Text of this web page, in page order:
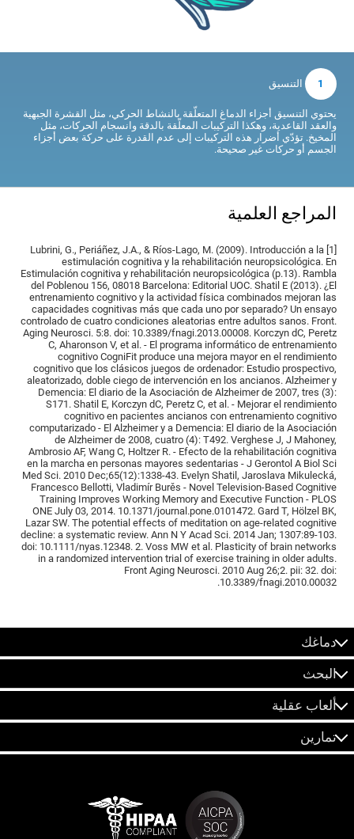
1 التنسيق
يحتوي التنسيق أجزاء الدماغ المتعلّقة بالنشاط الحركي، مثل القشرة الجبهية
والعقد القاعدية، وهكذا التركيبات المعلّقة بالدقة وانسجام الحركات، مثل
المخيخ. تؤدّي أضرار هذه التركيبات إلى عدم القدرة على حركة بعض أجزاء
الجسم أو حركات غير صحيحة.
المراجع العلمية
[1] Lubrini, G., Periáñez, J.A., & Ríos-Lago, M. (2009). Introducción a la
estimulación cognitiva y la rehabilitación neuropsicológica. En
Estimulación cognitiva y rehabilitación neuropsicológica (p.13). Rambla
del Poblenou 156, 08018 Barcelona: Editorial UOC. Shatil E (2013). ¿El
entrenamiento cognitivo y la actividad física combinados mejoran las
capacidades cognitivas más que cada uno por separado? Un ensayo
controlado de cuatro condiciones aleatorias entre adultos sanos. Front.
Aging Neurosci. 5:8. doi: 10.3389/fnagi.2013.00008. Korczyn dC, Peretz
C, Aharonson V, et al. - El programa informático de entrenamiento
cognitivo CogniFit produce una mejora mayor en el rendimiento
cognitivo que los clásicos juegos de ordenador: Estudio prospectivo,
aleatorizado, doble ciego de intervención en los ancianos. Alzheimer y
Demencia: El diario de la Asociación de Alzheimer de 2007, tres (3):
S171. Shatil E, Korczyn dC, Peretz C, et al. - Mejorar el rendimiento
cognitivo en pacientes ancianos con entrenamiento cognitivo
computarizado - El Alzheimer y a Demencia: El diario de la Asociación
de Alzheimer de 2008, cuatro (4): T492. Verghese J, J Mahoney,
Ambrosio AF, Wang C, Holtzer R. - Efecto de la rehabilitación cognitiva
en la marcha en personas mayores sedentarias - J Gerontol A Biol Sci
Med Sci. 2010 Dec;65(12):1338-43. Evelyn Shatil, Jaroslava Mikulecká,
Francesco Bellotti, Vladimír Burěs - Novel Television-Based Cognitive
Training Improves Working Memory and Executive Function - PLOS
ONE July 03, 2014. 10.1371/journal.pone.0101472. Gard T, Hölzel BK,
Lazar SW. The potential effects of meditation on age-related cognitive
decline: a systematic review. Ann N Y Acad Sci. 2014 Jan; 1307:89-103.
doi: 10.1111/nyas.12348. 2. Voss MW et al. Plasticity of brain networks
in a randomized intervention trial of exercise training in older adults.
Front Aging Neurosci. 2010 Aug 26;2. pii: 32. doi:
10.3389/fnagi.2010.00032.
دماغك
البحث
ألعاب عقلية
تمارين